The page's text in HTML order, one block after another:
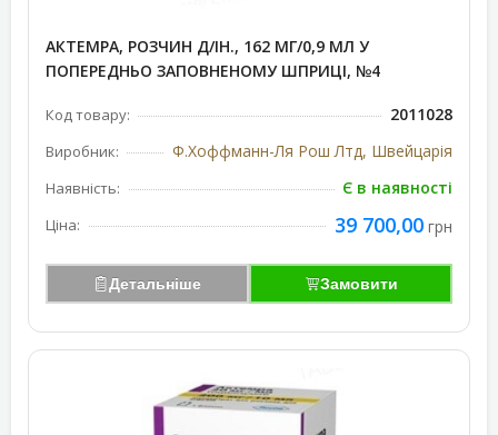
АКТЕМРА, РОЗЧИН Д/ІН., 162 МГ/0,9 МЛ У
ПОПЕРЕДНЬО ЗАПОВНЕНОМУ ШПРИЦІ, №4
Код товару: 2011028
Виробник: Ф.Хоффманн-Ля Рош Лтд, Швейцарія
Наявність: Є в наявності
Ціна: 39 700,00 грн
Детальніше Замовити